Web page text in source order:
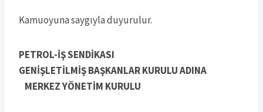
Kamuoyuna saygıyla duyurulur.
PETROL-İŞ SENDİKASI
GENİŞLETİLMİŞ BAŞKANLAR KURULU ADINA
MERKEZ YÖNETİM KURULU